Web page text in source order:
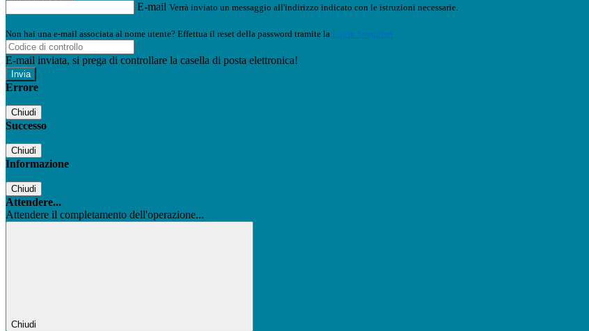
E-mail Verrà inviato un messaggio all'indirizzo indicato con le istruzioni necessarie.
Non hai una e-mail associata al nome utente? Effettua il reset della password tramite la Login Spaggiari
E-mail inviata, si prega di controllare la casella di posta elettronica!
Errore
Chiudi
Successo
Chiudi
Informazione
Chiudi
Attendere...
Attendere il completamento dell'operazione...
Chiudi